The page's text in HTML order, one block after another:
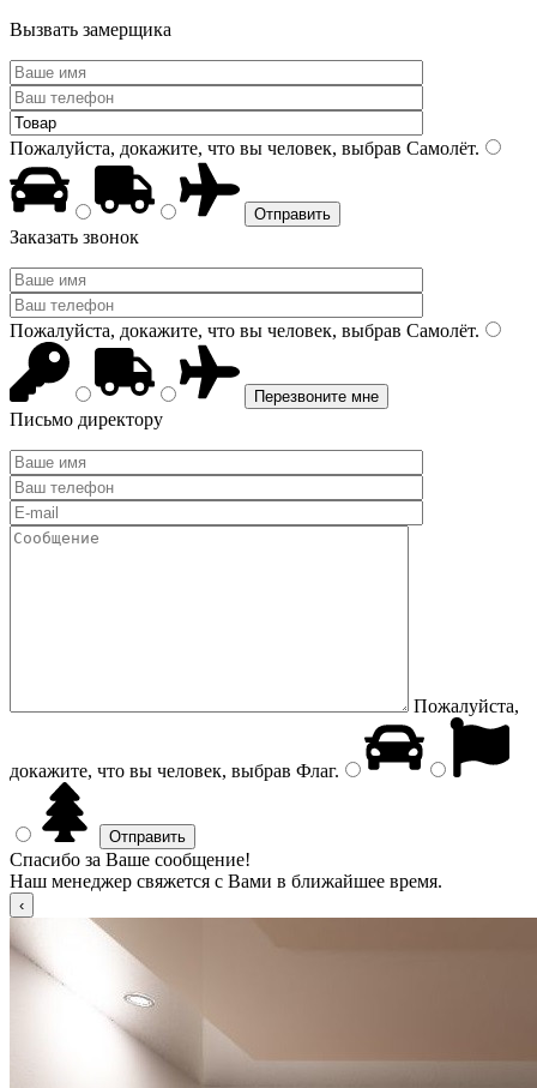
Вызвать замерщика
Пожалуйста, докажите, что вы человек, выбрав Самолёт.
Заказать звонок
Пожалуйста, докажите, что вы человек, выбрав Самолёт.
Письмо директору
Пожалуйста,
докажите, что вы человек, выбрав Флаг.
Спасибо за Ваше сообщение!
Наш менеджер свяжется с Вами в ближайшее время.